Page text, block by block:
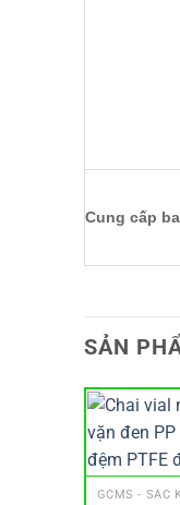
Cung cấp
SẢN
GCMS - SẮC